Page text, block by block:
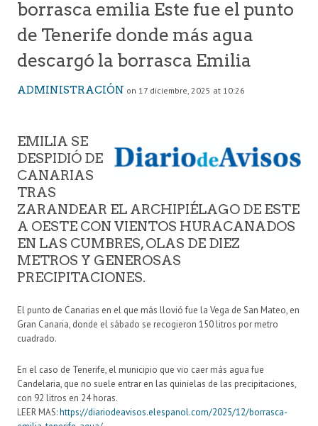
borrasca emilia Este fue el punto
de Tenerife donde más agua
descargó la borrasca Emilia
ADMINISTRACIÓN on 17 diciembre, 2025 at 10:26
EMILIA SE
DESPIDIÓ DE
CANARIAS
TRAS
ZARANDEAR EL ARCHIPIÉLAGO DE ESTE
A OESTE CON VIENTOS HURACANADOS
EN LAS CUMBRES, OLAS DE DIEZ
METROS Y GENEROSAS
PRECIPITACIONES.
El punto de Canarias en el que más llovió fue la Vega de San Mateo, en
Gran Canaria, donde el sábado se recogieron 150 litros por metro
cuadrado.
En el caso de Tenerife, el municipio que vio caer más agua fue
Candelaria, que no suele entrar en las quinielas de las precipitaciones,
con 92 litros en 24 horas.
LEER MAS:https://diariodeavisos.elespanol.com/2025/12/borrasca-